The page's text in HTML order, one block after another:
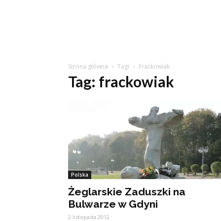
Strona główna Tagi Frackowiak
Tag: frackowiak
Polska
Żeglarskie Zaduszki na
Bulwarze w Gdyni
2 listopada 2012